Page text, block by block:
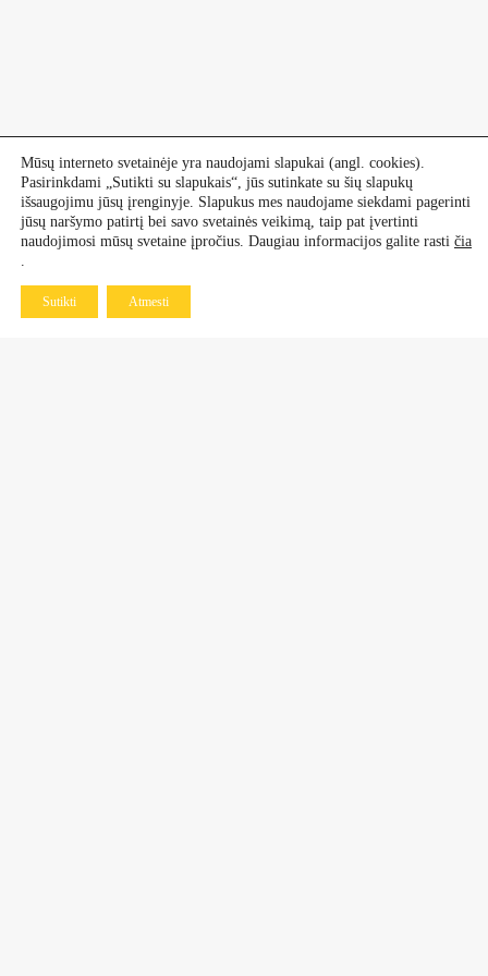
Mūsų interneto svetainėje yra naudojami slapukai (angl. cookies).
Pasirinkdami „Sutikti su slapukais“, jūs sutinkate su šių slapukų
išsaugojimu jūsų įrenginyje. Slapukus mes naudojame siekdami pagerinti
jūsų naršymo patirtį bei savo svetainės veikimą, taip pat įvertinti
naudojimosi mūsų svetaine įpročius. Daugiau informacijos galite rasti čia
.
Sutikti Atmesti